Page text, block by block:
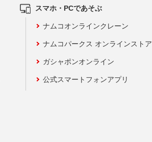
スマホ・PCであそぶ
ナムコオンラインクレーン
ナムコパークス オンラインストア
ガシャポンオンライン
公式スマートフォンアプリ